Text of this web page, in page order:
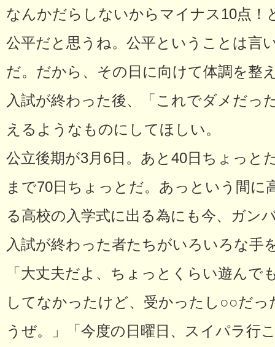
なんかだらしないからマイナス10点！
公平だと思うね。公平ということは言
だ。だから、その日に向けて体調を整
入試が終わった後、「これでダメだっ
えるようなものにしてほしい。
公立後期が3月6日。あと40日ちょっと
まで70日ちょっとだ。あっという間に
る高校の入学式に出る為にも今、ガン
入試が終わった者たちがいろいろな手
「大丈夫だよ、ちょっとくらい遊ん
してなかったけど、受かったし○○だ
うぜ。」「今度の日曜日、スイパラ行